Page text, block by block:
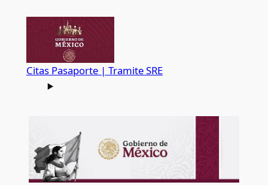
Citas Pasaporte | Tramite SRE